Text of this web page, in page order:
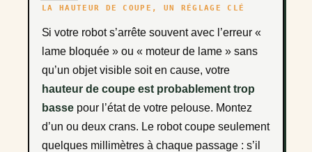
LA HAUTEUR DE COUPE, UN RÉGLAGE CLÉ
Si votre robot s’arrête souvent avec l’erreur «
lame bloquée » ou « moteur de lame » sans
qu’un objet visible soit en cause, votre
hauteur de coupe est probablement trop
basse pour l’état de votre pelouse. Montez
d’un ou deux crans. Le robot coupe seulement
quelques millimètres à chaque passage : s’il